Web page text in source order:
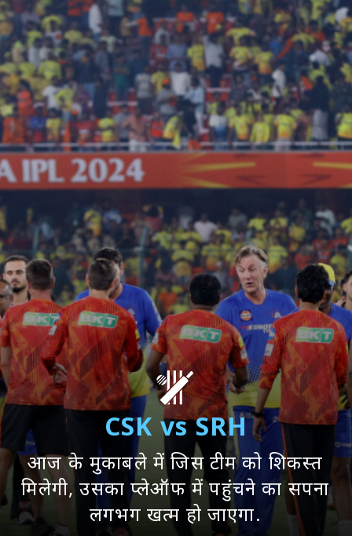
CSK vs SRH
आज के मुकाबले में जिस टीम को शिकस्त
मिलेगी, उसका प्लेऑफ में पहुंचने का सपना
लगभग खत्म हो जाएगा.